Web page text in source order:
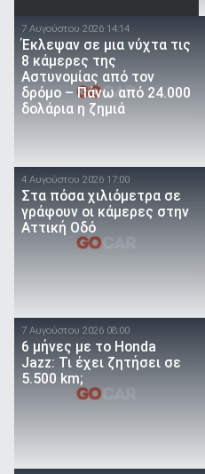
7 Αυγούστου 2026 14:14
Έκλεψαν σε μια νύχτα τις
8 κάμερες της
Αστυνομίας από τον
δρόμο – Πάνω από 24.000
δολάρια η ζημιά
4 Αυγούστου 2026 17:00
Στα πόσα χιλιόμετρα σε
γράφουν οι κάμερες στην
Αττική Οδό
7 Αυγούστου 2026 08:00
6 μήνες με το Honda
Jazz: Τι έχει ζητήσει σε
5.500 km;